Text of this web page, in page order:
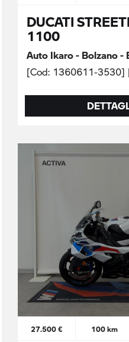
DUCATI
1100
Auto Ikaro - Bolzano -
[Cod: 1360611-3530]
27.500 € 100 km